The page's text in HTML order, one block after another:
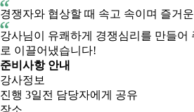
경쟁자와 협상할 때 속고 속이며 즐거
강사님이 유쾌하게 경쟁심리를 만들어
로 이끌어냈습니다!
준비사항 안내
강사정보
진행 3일전 담당자에게 공유
장소